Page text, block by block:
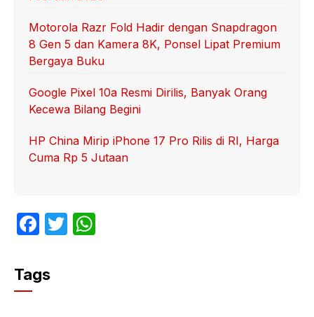
Motorola Razr Fold Hadir dengan Snapdragon
8 Gen 5 dan Kamera 8K, Ponsel Lipat Premium
Bergaya Buku
Google Pixel 10a Resmi Dirilis, Banyak Orang
Kecewa Bilang Begini
HP China Mirip iPhone 17 Pro Rilis di RI, Harga
Cuma Rp 5 Jutaan
F
c
e
T
Tags